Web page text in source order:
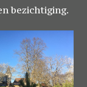
bezichtiging.